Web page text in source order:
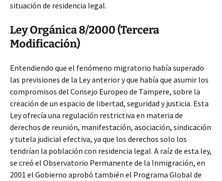
situación de residencia legal.
Ley Orgánica 8/2000 (Tercera
Modificación)
Entendiendo que el fenómeno migratorio había superado
las previsiones de la Ley anterior y que había que asumir los
compromisos del Consejo Europeo de Tampere, sobre la
creación de un espacio de libertad, seguridad y justicia. Esta
Ley ofrecía una regulación restrictiva en materia de
derechos de reunión, manifestación, asociación, sindicación
y tutela judicial efectiva, ya que los derechos solo los
tendrían la población con residencia legal. A raíz de esta ley,
se creó el Observatorio Permanente de la Inmigración, en
2001 el Gobierno aprobó también el Programa Global de